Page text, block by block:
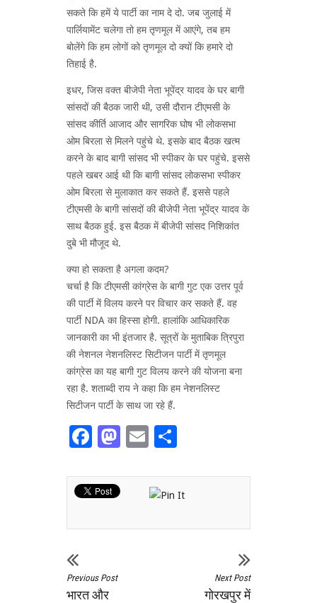
सकते कि हमें ये पार्टी का नाम दे दो. जब जुलाई में
पार्लियामेंट चलेगा तो हम तृणमूल में आएंगे, तब हम
बोलेंगे कि हम लोगों को तृणमूल दो क्यों कि हमारे दो
तिहाई है.
इधर, जिस वक्त बीजेपी नेता भूपेंद्र यादव के घर बागी
सांसदों की बैठक जारी थी, उसी दौरान टीएमसी के
सांसद कीर्ति आजाद और सागरिक घोष भी लोकसभा
ओम बिरला से मिलने पहुंचे थे. इसके बाद बैठक खत्म
करने के बाद बागी सांसद भी स्पीकर के घर पहुंचे. इससे
पहले खबर आई थी कि बागी सांसद लोकसभा स्पीकर
ओम बिरला से मुलाकात कर सकते हैं. इससे पहले
टीएमसी के बागी सांसदों की बीजेपी नेता भूपेंद्र यादव के
साथ बैठक हुई. इस बैठक में बीजेपी सांसद निशिकांत
दुबे भी मौजूद थे.
क्या हो सकता है अगला कदम?
चर्चा है कि टीएमसी कांग्रेस के बागी गुट एक उत्तर पूर्व
की पार्टी में विलय करने पर विचार कर सकते हैं. वह
पार्टी NDA का हिस्सा होगी. हालांकि आधिकारिक
जानकारी का भी इंतजार है. सूत्रों के मुताबिक त्रिपुरा
की नेशनल नेशनलिस्ट सिटीजन पार्टी में तृणमूल
कांग्रेस का यह बागी गुट विलय करने की योजना बना
रहा है. शताब्दी राय ने कहा कि हम नेशनलिस्ट
सिटीजन पार्टी के साथ जा रहे हैं.
Facebook
Mastodon
Email
Previous Post
भारत और
Next Post
गोरखपुर में